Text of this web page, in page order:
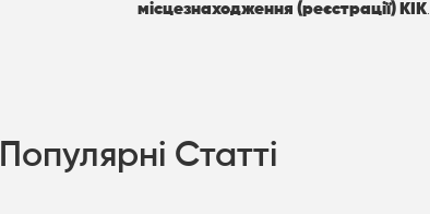
місцезнаходження (реєстрації) КІК.
Популярні Статті